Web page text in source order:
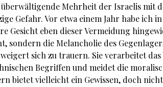
überwältigende Mehrheit der Israelis mit
Gefahr. Vor etwa einem Jahr habe ich
Gesicht eben dieser Vermeidung
sondern die Melancholie des
sich zu trauern. Sie verarbeitet das
Begriffen und meidet die
bietet vielleicht ein Gewissen, doch